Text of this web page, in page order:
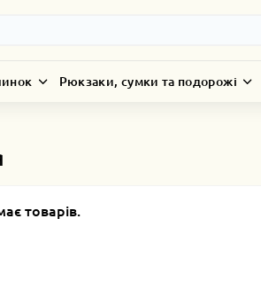
Рюкзаки, сумки та подорожі
товарів.